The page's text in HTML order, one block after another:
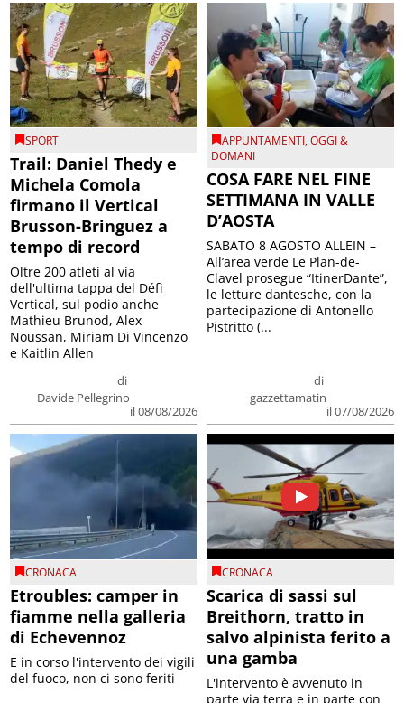
SPORT
Trail: Daniel Thedy e
Michela Comola
firmano il Vertical
Brusson-Bringuez a
tempo di record
di
Davide Pellegrino
il 08/08/2026
Oltre 200 atleti al via
dell'ultima tappa del Défì
Vertical, sul podio anche
Mathieu Brunod, Alex
Noussan, Miriam Di Vincenzo
e Kaitlin Allen
APPUNTAMENTI,OGGI &
DOMANI
COSA FARE NEL FINE
SETTIMANA IN VALLE
D’AOSTA
di
gazzettamatin
il 07/08/2026
SABATO 8 AGOSTO ALLEIN –
All’area verde Le Plan-de-
Clavel prosegue “ItinerDante”,
le letture dantesche, con la
partecipazione di Antonello
Pistritto (...
CRONACA
Etroubles: camper in
fiamme nella galleria
di Echevennoz
E in corso l'intervento dei vigili
del fuoco, non ci sono feriti
CRONACA
Scarica di sassi sul
Breithorn, tratto in
salvo alpinista ferito a
una gamba
L'intervento è avvenuto in
parte via terra e in parte con